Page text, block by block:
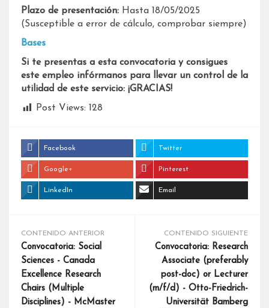
Plazo de presentación: Hasta 18/05/2025
(Susceptible a error de cálculo, comprobar siempre)
Bases
Si te presentas a esta convocatoria y consigues
este empleo infórmanos para llevar un control de la
utilidad de este servicio: ¡GRACIAS!
Post Views: 128
Facebook Twitter
Google+ Pinterest
LinkedIn Email
CONTENIDO ANTERIOR
Convocatoria: Social
Sciences - Canada
Excellence Research
Chairs (Multiple
Disciplines) - McMaster
CONTENIDO SIGUIENTE
Convocatoria: Research
Associate (preferably
post-doc) or Lecturer
(m/f/d) - Otto-Friedrich-
Universität Bamberg